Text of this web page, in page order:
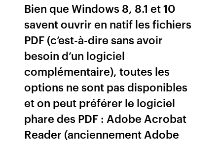
Bien que Windows 8, 8.1 et 10
savent ouvrir en natif les fichiers
PDF (c’est-à-dire sans avoir
besoin d’un logiciel
complémentaire), toutes les
options ne sont pas disponibles
et on peut préférer le logiciel
phare des PDF : Adobe Acrobat
Reader (anciennement Adobe